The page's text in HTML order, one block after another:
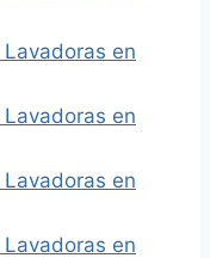
en
en
en
en